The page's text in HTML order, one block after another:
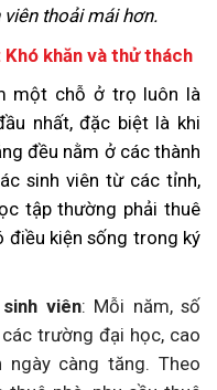
thoải mái hơn.
khăn và thử thách
một chỗ ở trọ luôn là
nhất, đặc biệt là khi
đều nằm ở các thành
sinh viên từ các tỉnh,
tập thường phải thuê
điều kiện sống trong ký
viên: Mỗi năm, số
trường đại học, cao
càng tăng. Theo